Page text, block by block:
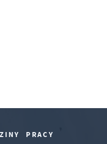
PRACY